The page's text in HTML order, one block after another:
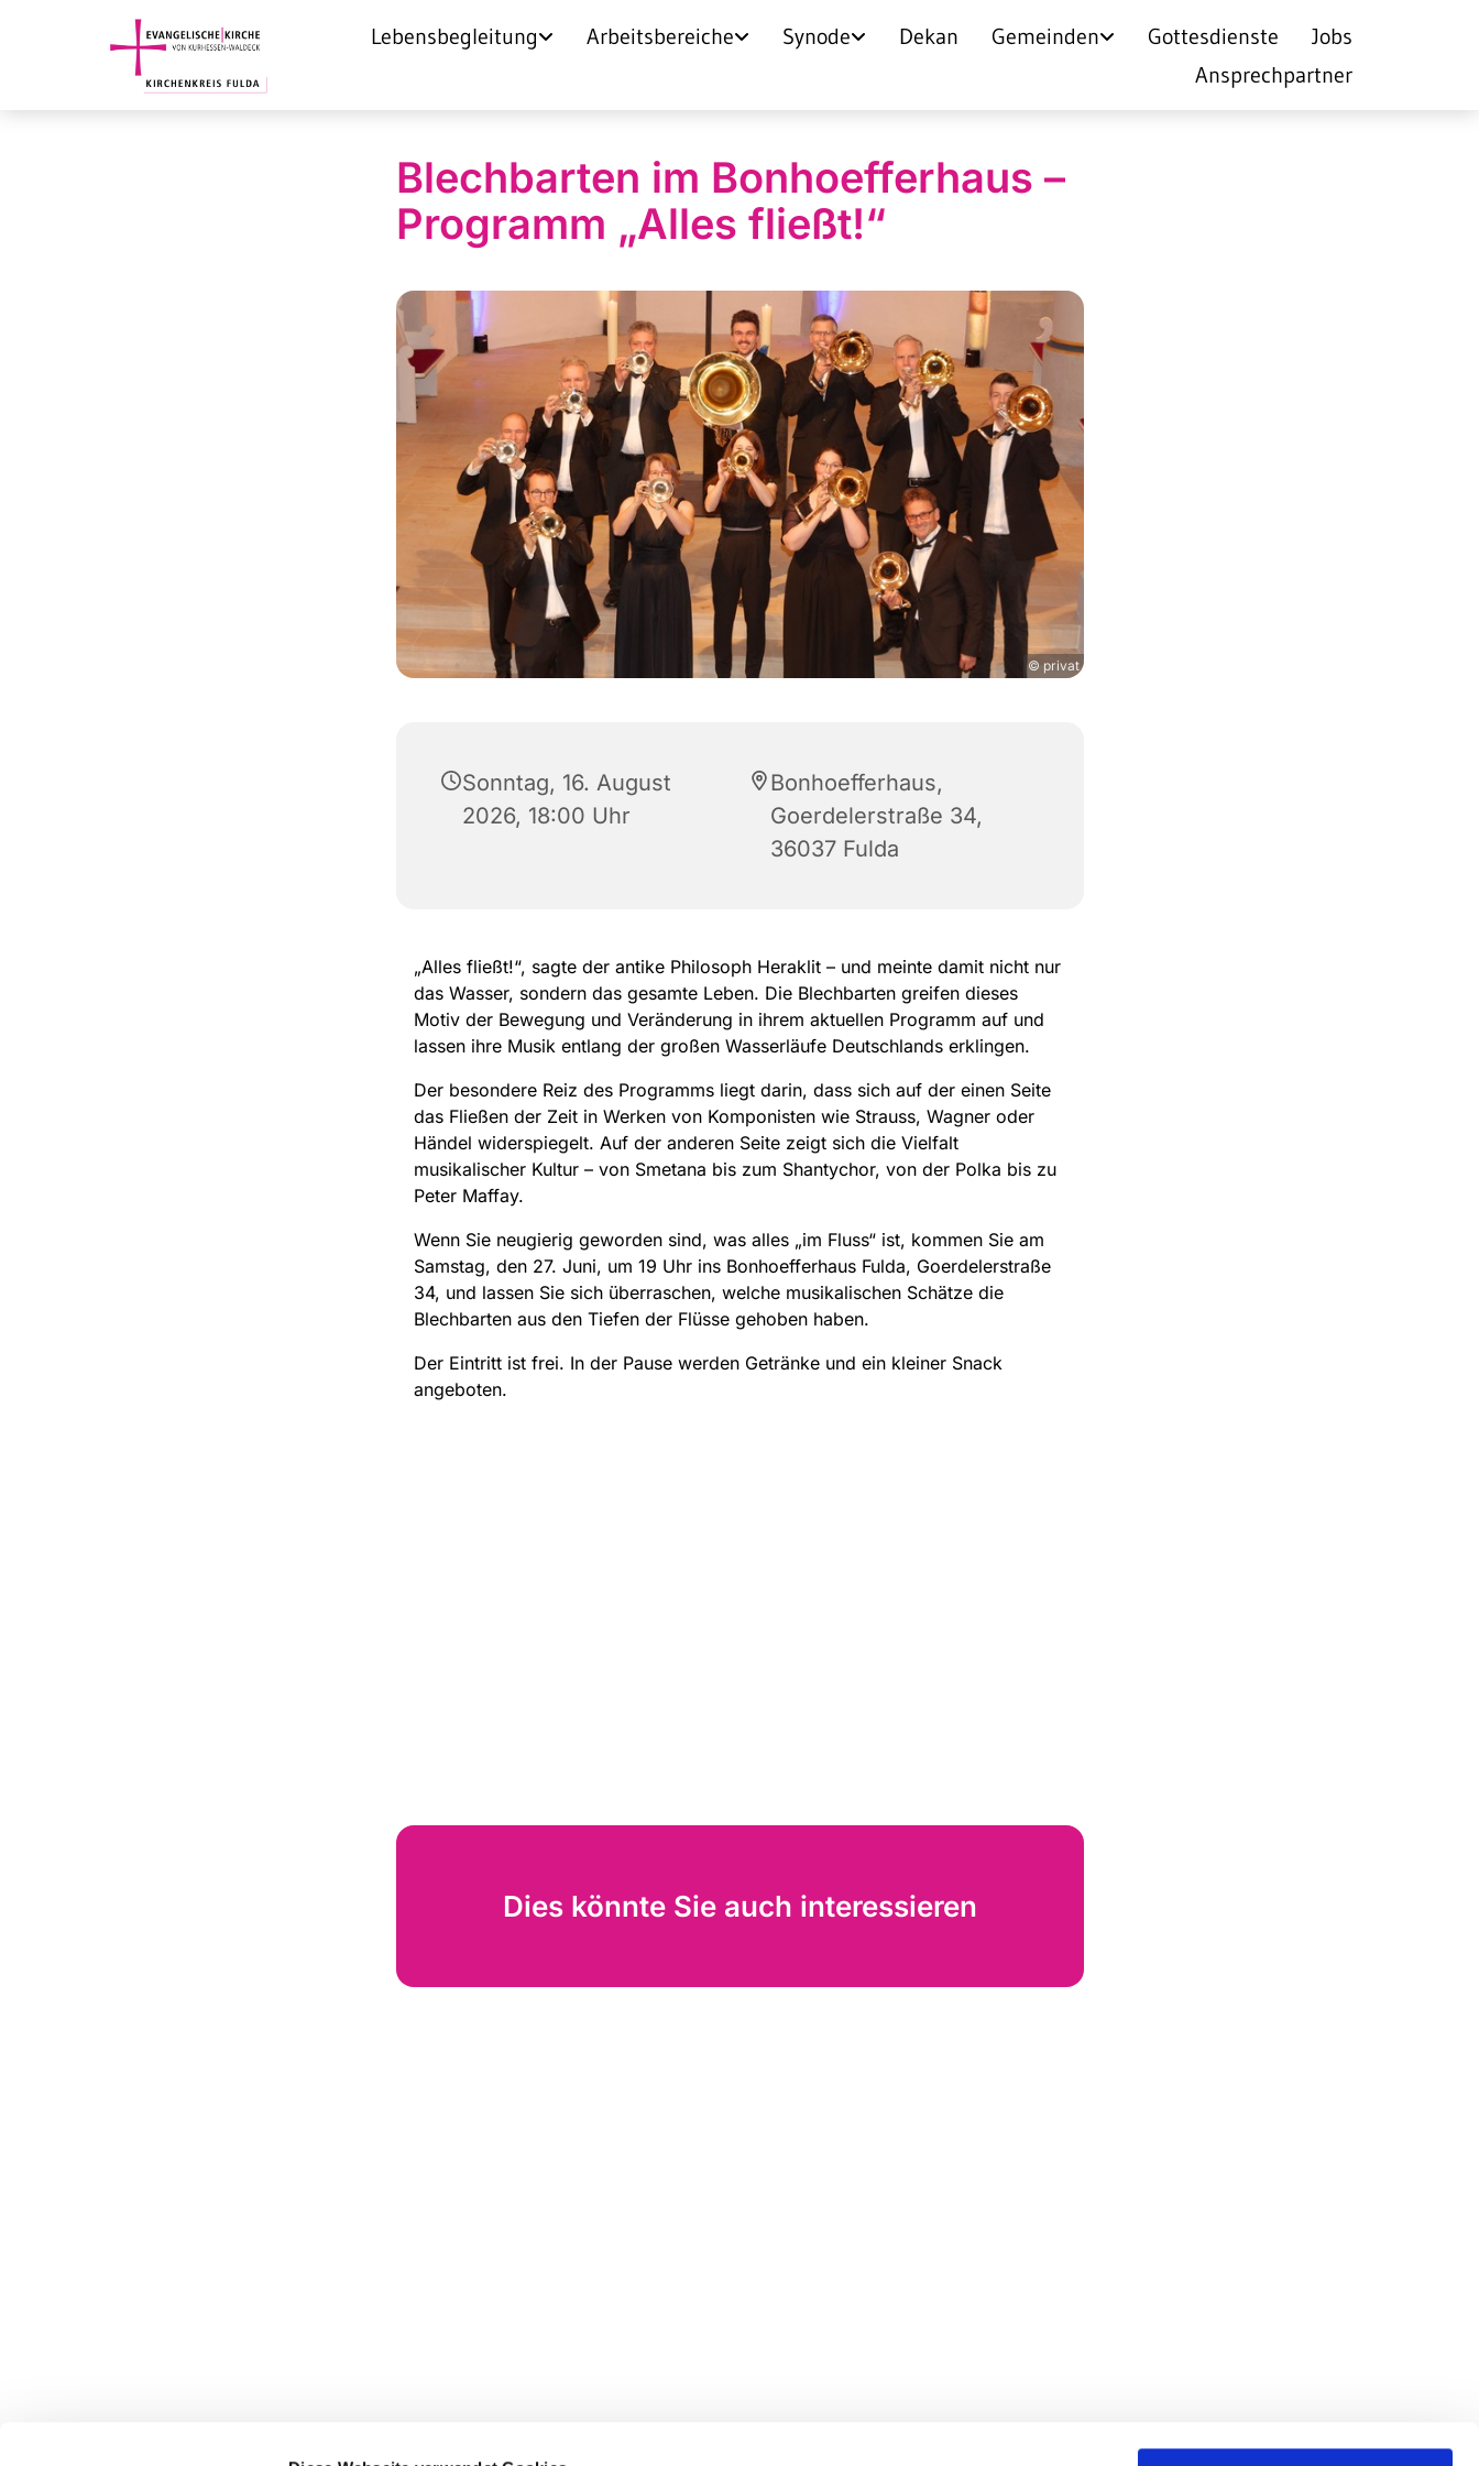
Lebensbegleitung Arbeitsbereiche Synode Dekan Gemeinden Gottesdienste
Jobs
Ansprechpartner
Blechbarten im Bonhoefferhaus –
Programm „Alles fließt!“
© privat
Sonntag, 16. August
2026, 18:00 Uhr
Bonhoefferhaus,
Goerdelerstraße 34,
36037 Fulda
„Alles fließt!“, sagte der antike Philosoph Heraklit – und meinte damit nicht nur
das Wasser, sondern das gesamte Leben. Die Blechbarten greifen dieses
Motiv der Bewegung und Veränderung in ihrem aktuellen Programm auf und
lassen ihre Musik entlang der großen Wasserläufe Deutschlands erklingen.
Der besondere Reiz des Programms liegt darin, dass sich auf der einen Seite
das Fließen der Zeit in Werken von Komponisten wie Strauss, Wagner oder
Händel widerspiegelt. Auf der anderen Seite zeigt sich die Vielfalt
musikalischer Kultur – von Smetana bis zum Shantychor, von der Polka bis zu
Peter Maffay.
Wenn Sie neugierig geworden sind, was alles „im Fluss“ ist, kommen Sie am
Samstag, den 27. Juni, um 19 Uhr ins Bonhoefferhaus Fulda, Goerdelerstraße
34, und lassen Sie sich überraschen, welche musikalischen Schätze die
Blechbarten aus den Tiefen der Flüsse gehoben haben.
Der Eintritt ist frei. In der Pause werden Getränke und ein kleiner Snack
angeboten.
Dies könnte Sie auch interessieren